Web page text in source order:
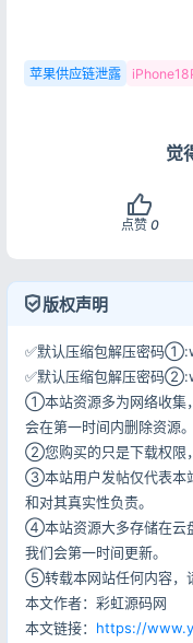
苹果供应链泄露
觉
点赞 0
版权声明
✅默认压缩包解压密码
✅默认压缩包解压密码
①本站资源多为网络收集
会在第一时间内删除资源。
②您购买的只是下载权限
③本站用户发帖仅代表本
和对其真实性负责。
④本站资源大多存储在云
我们会第一时间更新。
⑤转载本网站任何内容，
本文作者：彩虹源码网
本文链接： https://